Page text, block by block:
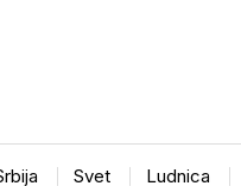
Svet Ludnica